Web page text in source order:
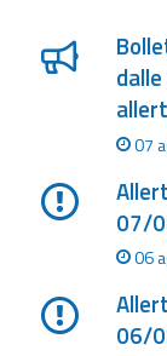
Previsioni e
Dati
07
07/
06
06/